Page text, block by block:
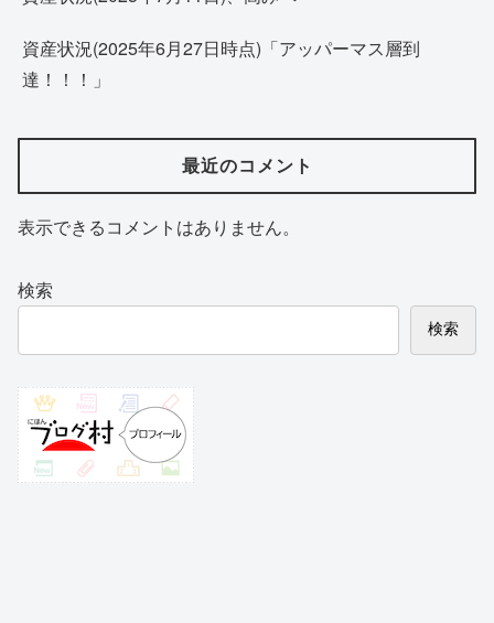
資産状況(2025年6月27日時点)「アッパーマス層到
達！！！」
最近のコメント
表示できるコメントはありません。
検索
検索